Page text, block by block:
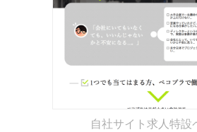
自社サイト求人特設